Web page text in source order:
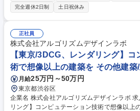
■経営課題の抽出および改善施策の立案・実行
点戦略の企画立案・実行推進 ■全社横断プロ
陣への提言および意思決定支援 ■経営企画機
応 募集職種 経営企画室_次長ポジション/アジア注目企業100選出/上場企
業
完全週休2日制
土日祝休み
正社員
株式会社アルゴリズムデザインラボ
【東京/3DCG、レンダリング】
術で想像以上の建築を その他建
月給25万円～50万円
東京都渋谷区
企業名 株式会社アルゴリズムデザインラボ 求人名 【東京/3DCG、レンダ
リング】コンピュテーション技術で想像以上の建築を 仕事の